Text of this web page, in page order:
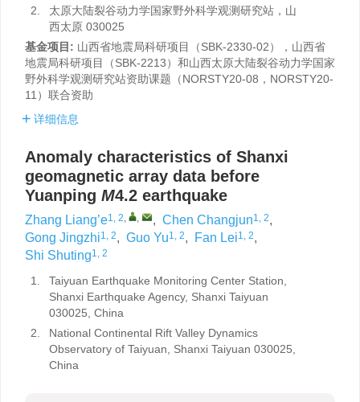
2.
太原大陆裂谷动力学国家野外科学观测研究站，山
西太原 030025
基金项目: 山西省地震局科研项目（SBK-2330-02），山西省
地震局科研项目（SBK-2213）和山西太原大陆裂谷动力学国家
野外科学观测研究站资助课题（NORSTY20-08，NORSTY20-
11）联合资助
详细信息
Anomaly characteristics of Shanxi
geomagnetic array data before
Yuanping M4.2 earthquake
Zhang Liang’e1, 2, , , Chen Changjun1, 2,
Gong Jingzhi1, 2, Guo Yu1, 2, Fan Lei1, 2,
Shi Shuting1, 2
1.
Taiyuan Earthquake Monitoring Center Station,
Shanxi Earthquake Agency, Shanxi Taiyuan
030025, China
2.
National Continental Rift Valley Dynamics
Observatory of Taiyuan, Shanxi Taiyuan 030025,
China